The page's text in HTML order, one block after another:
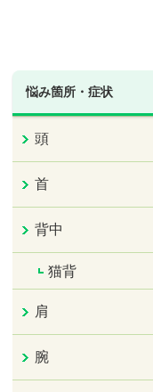
悩み箇所・症状
頭
首
背中
猫背
肩
腕